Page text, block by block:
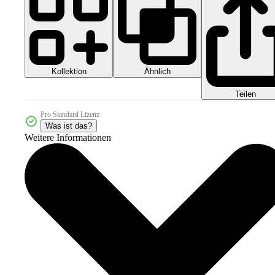
Kollektion Ähnlich
Teilen
Pro Standard Lizenz
Was ist das?
Weitere Informationen